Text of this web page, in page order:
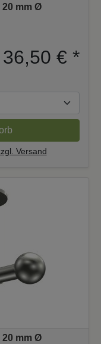
mm Ø
36,50 € *
Versand
mm Ø